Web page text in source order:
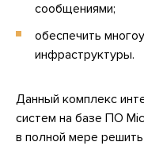
сообщениями;
обеспечить
инфраструктуры.
Данный комплекс
систем на базе ПО
в полной мере решить